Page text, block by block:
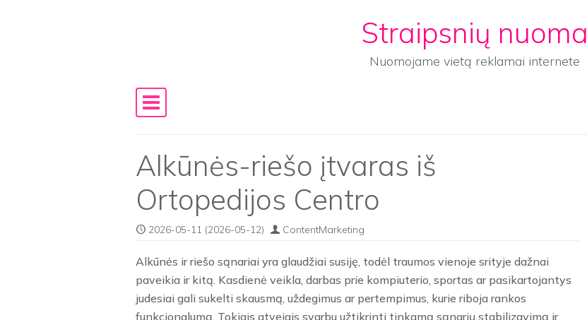
Straipsnių nuoma
Nuomojame vietą reklamai internete
Main Navigation
Alkūnės-riešo įtvaras iš
Ortopedijos Centro
2026-05-11 (2026-05-12) ContentMarketing
Alkūnės ir riešo sąnariai yra glaudžiai susiję, todėl traumos vienoje srityje dažnai
paveikia ir kitą. Kasdienė veikla, darbas prie kompiuterio, sportas ar pasikartojantys
judesiai gali sukelti skausmą, uždegimus ar pertempimus, kurie riboja rankos
funkcionalumą. Tokiais atvejais svarbu užtikrinti tinkamą sąnarių stabilizavimą ir